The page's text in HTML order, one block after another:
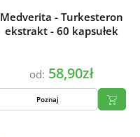
Medverita - Turkesteron
ekstrakt - 60 kapsułek
od: 58,90zł
Poznaj